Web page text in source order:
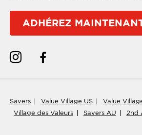
ADHÉREZ
Savers Value Village US
Value
Village des Valeurs
Savers AU 2nd